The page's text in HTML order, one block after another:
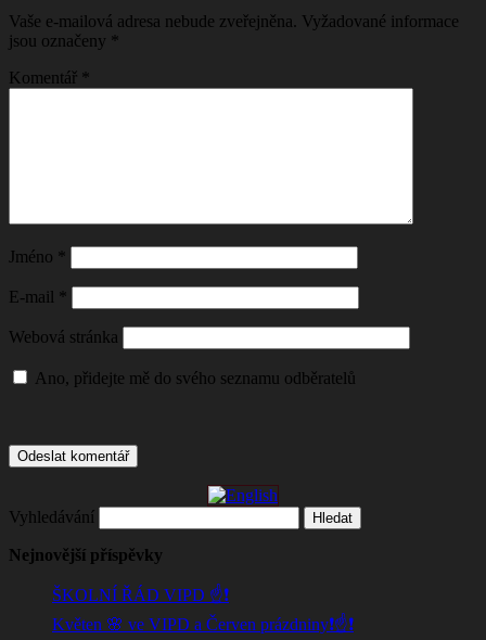
Vaše e-mailová adresa nebude zveřejněna. Vyžadované informace
jsou označeny *
Komentář *
Jméno *
E-mail *
Webová stránka
Ano, přidejte mě do svého seznamu odběratelů
Vyhledávání
Nejnovější příspěvky
ŠKOLNÍ ŘÁD VIPD ☝️❗
Květen 🌸 ve VIPD a Červen prázdniny❗☝️❗